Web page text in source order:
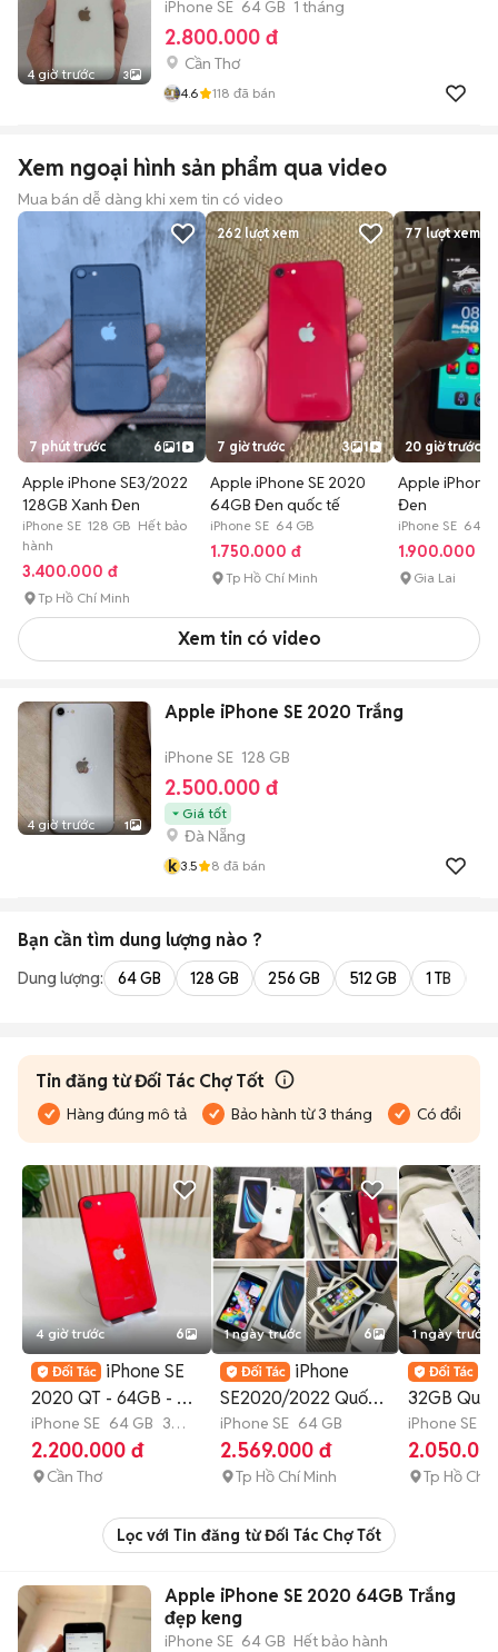
4 giờ trước 3
iPhone SE 64 GB 1 tháng
2.800.000 đ
Cần Thơ
4.6 118 đã bán
Xem ngoại hình sản phẩm qua video
Mua bán dễ dàng khi xem tin có video
7 phút trước 6 1
Apple iPhone SE3/2022
128GB Xanh Đen
iPhone SE 128 GB Hết bảo
hành
3.400.000 đ
Tp Hồ Chí Minh
262lượt xem
7 giờ trước 3 1
Apple iPhone SE 2020
64GB Đen quốc tế
iPhone SE 64 GB
1.750.000 đ
Tp Hồ Chí Minh
77lượt xem
20 giờ trước
Apple iPhone
Đen
iPhone SE 64
1.900.000 đ
Gia Lai
Xem tin có video
4 giờ trước 1
Apple iPhone SE 2020 Trắng
iPhone SE 128 GB
2.500.000 đ
Giá tốt
Đà Nẵng
k 3.5 8 đã bán
Bạn cần tìm dung lượng nào ?
Dung lượng: 64 GB 128 GB 256 GB 512 GB 1 TB
Tin đăng từ Đối Tác Chợ Tốt
Hàng đúng mô tả Bảo hành từ 3 tháng Có đổi trả
4 giờ trước 6
iPhone SE
2020 QT - 64GB - Pin
76% - Màn ép Kính
iPhone SE 64 GB 3
tháng
2.200.000 đ
Cần Thơ
1 ngày trước 6
iPhone
SE2020/2022 Quốc
tế 64/128/256G có
ship
iPhone SE 64 GB
2.569.000 đ
Tp Hồ Chí Minh
1 ngày trước
32GB
đẹp
iPhone SE
Tp Hồ Chí
Lọc với Tin đăng từ Đối Tác Chợ Tốt
Apple iPhone SE 2020 64GB Trắng
đẹp keng
iPhone SE 64 GB Hết bảo hành